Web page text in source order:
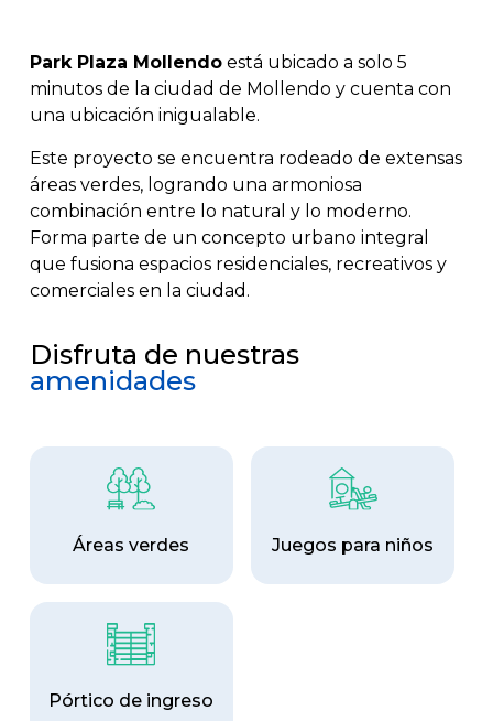
Park Plaza Mollendoestá ubicado a solo 5
minutos de la ciudad de Mollendo y cuenta con
una ubicación inigualable.
Este proyecto se encuentra rodeado de extensas
áreas verdes, logrando una armoniosa
combinación entre lo natural y lo moderno.
Forma parte de un concepto urbano integral
que fusiona espacios residenciales, recreativos y
comerciales en la ciudad.
Disfruta de nuestras
amenidades
Áreas verdes Juegos para niños
Pórtico de ingreso